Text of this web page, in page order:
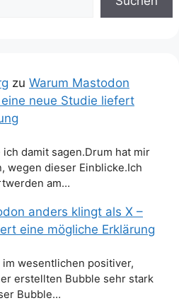
zu Warum Mastodon
neue Studie liefert
damit sagen.Drum hat mir
wegen dieser Einblicke.Ich
am…
anders klingt als X –
eine mögliche Erklärung
im wesentlichen positiver,
erstellten Bubble sehr stark
Bubble…